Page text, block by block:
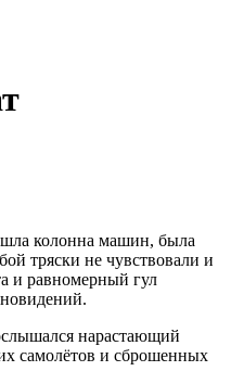
шла колонна машин, была
тряски не чувствовали и
и равномерный гул
нарастающий
самолётов и сброшенных